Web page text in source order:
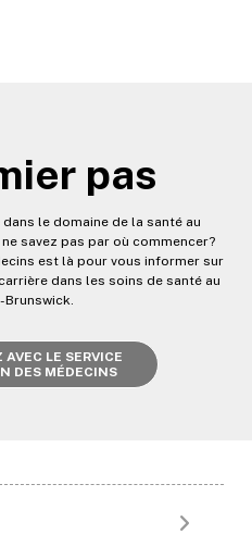
pas
le domaine de la santé au
savez pas par où commencer?
est là pour vous informer sur
dans les soins de santé au
Brunswick.
LE SERVICE
DES MÉDECINS